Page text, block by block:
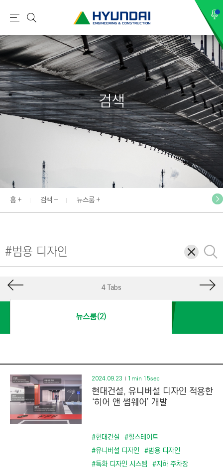
현
건
설
(
H
Y
U
N
E
N
I
N
O
N
S
T
R
메
뉴
검
색
검색
홈 검색 뉴스룸
삭
제
검
색
4 Tabs
뉴스룸(2)
2024.09.23 1min 15sec
현대건설, 유니버설 디자인 적용한
‘히어 앤 썸웨어’ 개발
#현대건설 #힐스테이트
#유니버설 디자인 #범용 디자인
#특화 디자인 시스템 #지하 주차장